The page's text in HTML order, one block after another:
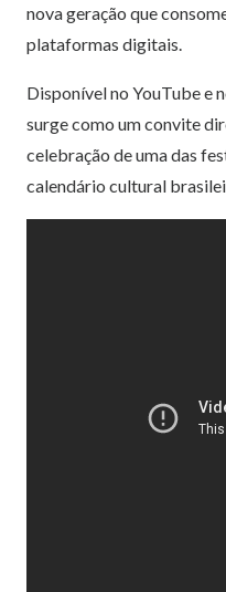
nova geração que
plataformas digitais.
Disponível no YouTube e
surge como um convite
celebração de uma das
calendário cultural